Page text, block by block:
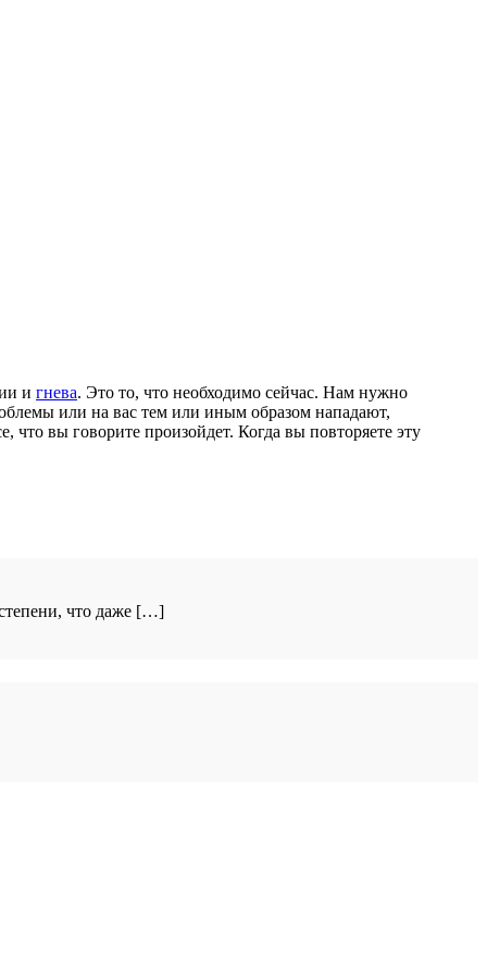
и гнева. Это то, что необходимо сейчас. Нам нужно
или на вас тем или иным образом нападают,
что вы говорите произойдет. Когда вы повторяете эту
что даже […]